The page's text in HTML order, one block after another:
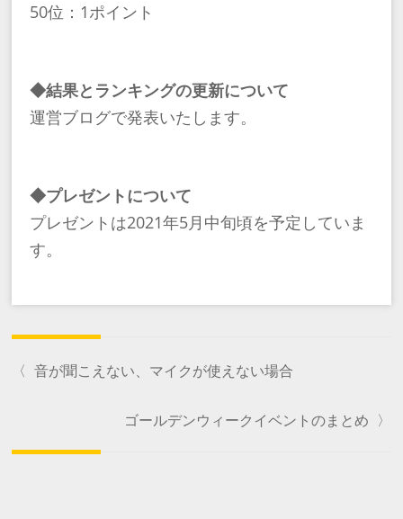
50位：1ポイント
◆結果とランキングの更新について
運営ブログで発表いたします。
◆プレゼントについて
プレゼントは2021年5月中旬頃を予定していま
す。
〈 音が聞こえない、マイクが使えない場合
ゴールデンウィークイベントのまとめ 〉